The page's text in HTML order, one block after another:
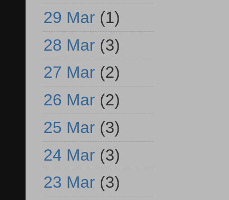
29 Mar (1)
28 Mar (3)
27 Mar (2)
26 Mar (2)
25 Mar (3)
24 Mar (3)
23 Mar (3)